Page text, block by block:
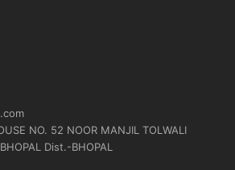
NO. 52 NOOR MANJIL TOLWALI
Dist.-BHOPAL